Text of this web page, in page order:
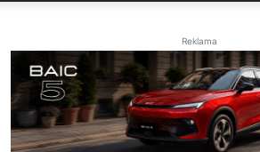
Reklama